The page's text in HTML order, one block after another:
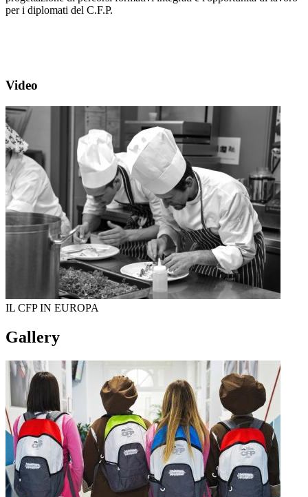
per i diplomati del C.F.P.
Video
IL CFP IN EUROPA
Gallery